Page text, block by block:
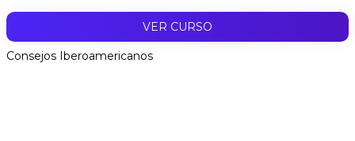
VER CURSO
Consejos Iberoamericanos